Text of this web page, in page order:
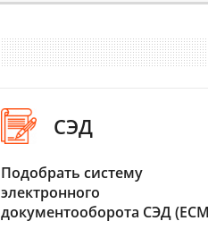
СЭД
Подобрать систему
электронного
документооборота СЭД